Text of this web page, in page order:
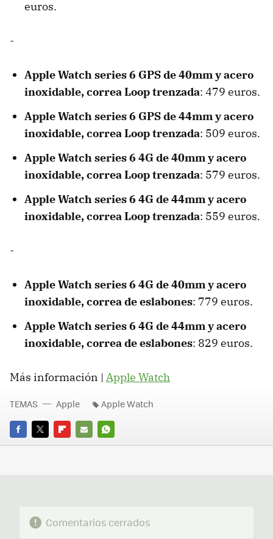
euros.
-
Apple Watch series 6 GPS de 40mm y acero
inoxidable, correa Loop trenzada: 479 euros.
Apple Watch series 6 GPS de 44mm y acero
inoxidable, correa Loop trenzada: 509 euros.
Apple Watch series 6 4G de 40mm y acero
inoxidable, correa Loop trenzada: 579 euros.
Apple Watch series 6 4G de 44mm y acero
inoxidable, correa Loop trenzada: 559 euros.
-
Apple Watch series 6 4G de 40mm y acero
inoxidable, correa de eslabones: 779 euros.
Apple Watch series 6 4G de 44mm y acero
inoxidable, correa de eslabones: 829 euros.
Más información | Apple Watch
FACEBOOK
TWITTERFLIPBOARD
E-
WHATSAPP
TEMAS Apple Apple Watch
Comentarios cerrados